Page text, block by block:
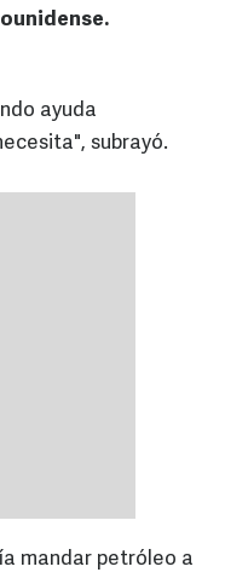
ayuda
subrayó.
mandar petróleo a